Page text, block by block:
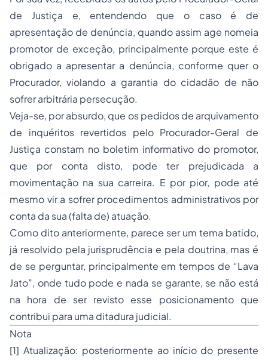
de Justiça e, entendendo que o caso é de
apresentação de denúncia, quando assim age nomeia
promotor de exceção, principalmente porque este é
obrigado a apresentar a denúncia, conforme quer o
Procurador, violando a garantia do cidadão de não
sofrer arbitrária persecução.
Veja-se, por absurdo, que os pedidos de arquivamento
de inquéritos revertidos pelo Procurador-Geral de
Justiça constam no boletim informativo do promotor,
que por conta disto, pode ter prejudicada a
movimentação na sua carreira. E por pior, pode até
mesmo vir a sofrer procedimentos administrativos por
conta da sua (falta de) atuação.
Como dito anteriormente, parece ser um tema batido,
já resolvido pela jurisprudência e pela doutrina, mas é
de se perguntar, principalmente em tempos de “Lava
Jato”, onde tudo pode e nada se garante, se não está
na hora de ser revisto esse posicionamento que
contribui para uma ditadura judicial.
Nota
[1] Atualização: posteriormente ao início do presente